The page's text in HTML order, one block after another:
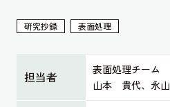
研究抄録 表面処理
担当者
表面処理チーム
山本 貴代、永